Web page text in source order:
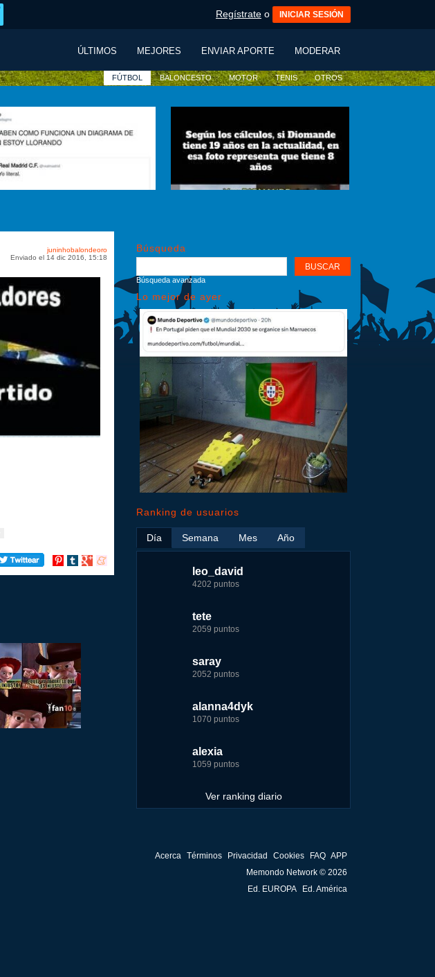
Regístrate o INICIAR SESIÓN
ÚLTIMOS MEJORES ENVIAR APORTE MODERAR
FÚTBOL BALONCESTO MOTOR TENIS OTROS
juninhobalondeoro
Enviado el 14 dic 2016, 15:18
Compartir
Compartir
Compartir
Compartir
Búsqueda
Búsqueda avanzada
Lo mejor de ayer
Ranking de usuarios
Día
leo_david
4202 puntos
tete
2059 puntos
saray
2052 puntos
alanna4dyk
1070 puntos
alexia
1059 puntos
Ver ranking diario
Semana
leo_david
21926 puntos
fer
7229 puntos
tete
6233 puntos
123dale
5192 puntos
saray
5183 puntos
Mes
leo_david
33385 puntos
jeremy_malpieu
15444 puntos
tete
8301 puntos
123dale
8290 puntos
fer
8283 puntos
Año
nomedigas
339916 puntos
jeremy_malpieu
263186 puntos
Baba
252929 puntos
john
244881 puntos
fer
236750 puntos
Acerca Términos Privacidad Cookies FAQ APP
Memondo Network © 2026
Ed. EUROPA
Ed. América